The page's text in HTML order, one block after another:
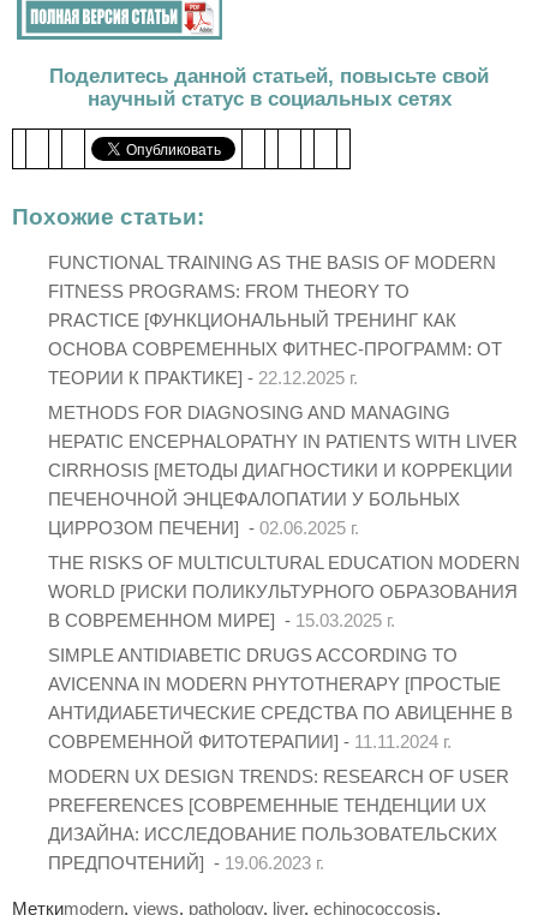
Поделитесь данной статьей, повысьте свой
научный статус в социальных сетях
Похожие статьи:
FUNCTIONAL TRAINING AS THE BASIS OF MODERN
FITNESS PROGRAMS: FROM THEORY TO
PRACTICE [ФУНКЦИОНАЛЬНЫЙ ТРЕНИНГ КАК
ОСНОВА СОВРЕМЕННЫХ ФИТНЕС-ПРОГРАММ: ОТ
ТЕОРИИ К ПРАКТИКЕ] - 22.12.2025 г.
METHODS FOR DIAGNOSING AND MANAGING
HEPATIC ENCEPHALOPATHY IN PATIENTS WITH LIVER
CIRRHOSIS [МЕТОДЫ ДИАГНОСТИКИ И КОРРЕКЦИИ
ПЕЧЕНОЧНОЙ ЭНЦЕФАЛОПАТИИ У БОЛЬНЫХ
ЦИРРОЗОМ ПЕЧЕНИ] - 02.06.2025 г.
THE RISKS OF MULTICULTURAL EDUCATION MODERN
WORLD [РИСКИ ПОЛИКУЛЬТУРНОГО ОБРАЗОВАНИЯ
В СОВРЕМЕННОМ МИРЕ] - 15.03.2025 г.
SIMPLE ANTIDIABETIC DRUGS ACCORDING TO
AVICENNA IN MODERN PHYTOTHERAPY [ПРОСТЫЕ
АНТИДИАБЕТИЧЕСКИЕ СРЕДСТВА ПО АВИЦЕННЕ В
СОВРЕМЕННОЙ ФИТОТЕРАПИИ] - 11.11.2024 г.
MODERN UX DESIGN TRENDS: RESEARCH OF USER
PREFERENCES [СОВРЕМЕННЫЕ ТЕНДЕНЦИИ UX
ДИЗАЙНА: ИССЛЕДОВАНИЕ ПОЛЬЗОВАТЕЛЬСКИХ
ПРЕДПОЧТЕНИЙ] - 19.06.2023 г.
Меткиmodern, views, pathology, liver, echinococcosis,